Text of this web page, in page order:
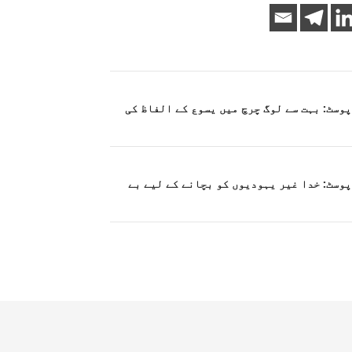
پوسٹ: بہت سے لوگ چرچ میں یسوع کے الفاظ کی
پوسٹ: خدا غیر یہودیوں کو بچانے کے لیے بے